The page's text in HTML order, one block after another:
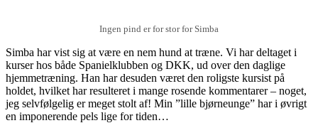
Ingen pind er for stor for Simba
Simba har vist sig at være en nem hund at træne. Vi har deltaget i
kurser hos både Spanielklubben og DKK, ud over den daglige
hjemmetræning. Han har desuden været den roligste kursist på
holdet, hvilket har resulteret i mange rosende kommentarer – noget,
jeg selvfølgelig er meget stolt af! Min ”lille bjørneunge” har i øvrigt
en imponerende pels lige for tiden…